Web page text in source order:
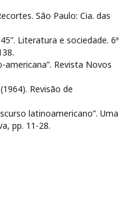
São Paulo: Cia. das
Literatura e sociedade. 6ª
Revista Novos
Revisão de
latinoamericano”. Uma
pp. 11-28.